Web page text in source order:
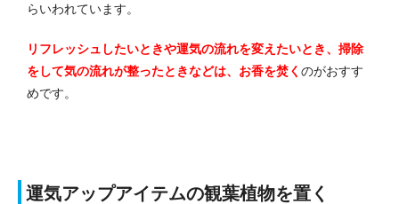
らいわれています。
リフレッシュしたいときや運気の流れを変えたいとき、掃除
をして気の流れが整ったときなどは、お香を焚く のがおすす
めです。
運気アップアイテムの観葉植物を置く